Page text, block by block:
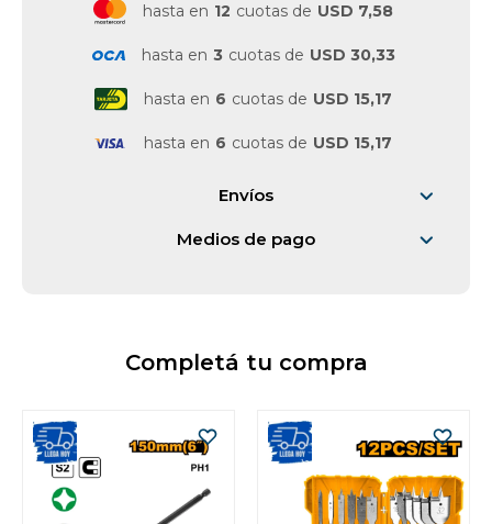
hasta en 12 cuotas de USD 7,58
hasta en 3 cuotas de USD 30,33
hasta en 6 cuotas de USD 15,17
hasta en 6 cuotas de USD 15,17
Envíos
Medios de pago
Completá tu compra